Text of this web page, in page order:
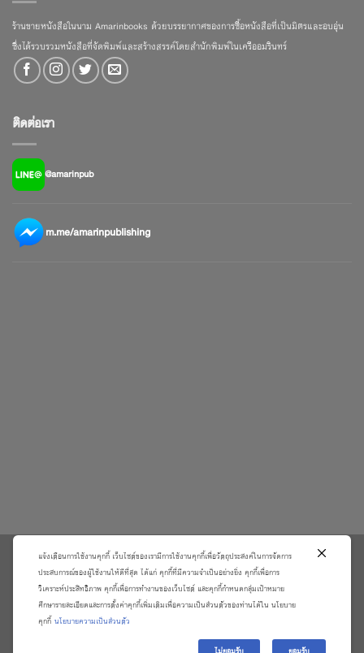
ร้านขายหนังสือในนาม Amarinbooks ด้วยบรรยากาศของการซื้อหนังสือที่เป็นมิตรและอบอุ่น
ซึ่งได้รวบรวมหนังสือที่จัดพิมพ์และสร้างสรรค์โดยสำนักพิมพ์ในเครืออมรินทร์
ติดต่อเรา
@amarinpub
m.me/amarinpublishing
\
เกี่ยวกับเรา
วิธีการสั่งซื้อสินค้าและการรับประกันสินค้า
แจ้งชำระเงิน
ติดต่อเราและร้องเรียน
แจ้งเตือนการใช้งานคุกกี้ เว็บไซต์ของเรามีการใช้งานคุกกี้เพื่อวัตถุประสงค์ในการจัดการ
ประสบการณ์ของผู้ใช้งานให้ดีที่สุด ได้แก่ คุกกี้ที่มีความจำเป็นอย่างยิ่ง คุกกี้เพื่อการ
วิเคราะห์ประสิทธิภาพ คุกกี้เพื่อการทำงานของเว็บไซต์ และคุกกี้กำหนดกลุ่มเป้าหมาย
ศึกษารายละเอียดและการตั้งค่าคุกกี้เพิ่มเติมเพื่อความเป็นส่วนตัวของท่านได้ใน นโยบาย
คุกกี้ นโยบายความเป็นส่วนตัว